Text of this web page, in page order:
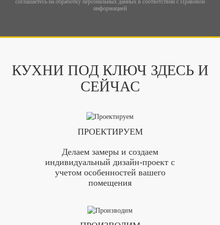
соглашаетесь на обработку персональных данных в соответствии с Правовой
информацией
КУХНИ ПОД КЛЮЧ ЗДЕСЬ И
СЕЙЧАС
ПРОЕКТИРУЕМ
Делаем замеры и создаем
индивидуальный дизайн-проект с
учетом особенностей вашего
помещения